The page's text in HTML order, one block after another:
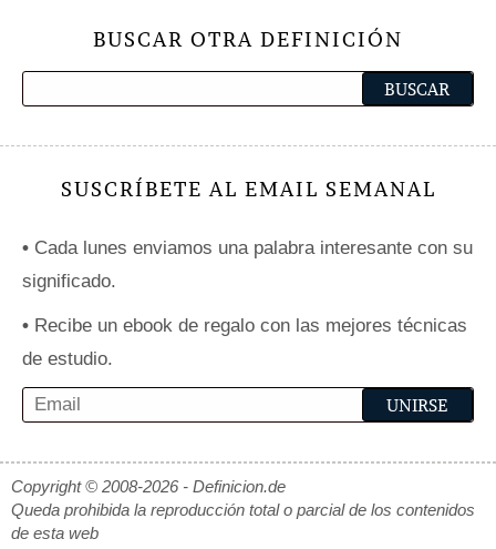
BUSCAR OTRA DEFINICIÓN
SUSCRÍBETE AL EMAIL SEMANAL
• Cada lunes enviamos una palabra interesante con su
significado.
• Recibe un ebook de regalo con las mejores técnicas
de estudio.
Copyright © 2008-2026 - Definicion.de
Queda prohibida la reproducción total o parcial de los contenidos
de esta web